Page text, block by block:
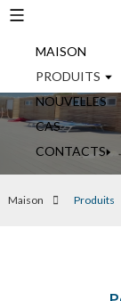
MAISON
PRODUITS
NOUVELLES
CAS
CONTACTS
Maison Produits